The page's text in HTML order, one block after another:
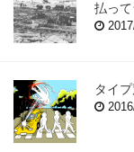
払っ
タイ